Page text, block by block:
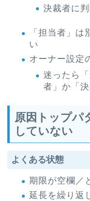
決裁者に
「担当者」
い
オーナー設定
迷ったら
者」か「
原因トップパ
していない
よくある状態
期限が空欄／
延長を繰り返